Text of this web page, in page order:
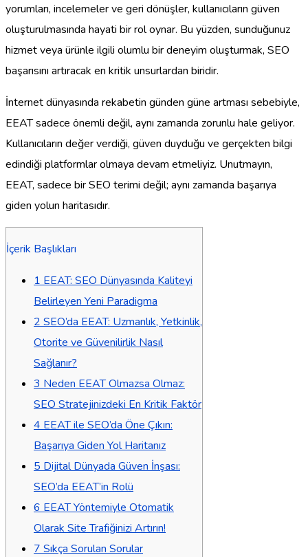
yorumları, incelemeler ve geri dönüşler, kullanıcıların güven
oluşturulmasında hayati bir rol oynar. Bu yüzden, sunduğunuz
hizmet veya ürünle ilgili olumlu bir deneyim oluşturmak, SEO
başarısını artıracak en kritik unsurlardan biridir.
İnternet dünyasında rekabetin günden güne artması sebebiyle,
EEAT sadece önemli değil, aynı zamanda zorunlu hale geliyor.
Kullanıcıların değer verdiği, güven duyduğu ve gerçekten bilgi
edindiği platformlar olmaya devam etmeliyiz. Unutmayın,
EEAT, sadece bir SEO terimi değil; aynı zamanda başarıya
giden yolun haritasıdır.
İçerik Başlıkları
1 EEAT: SEO Dünyasında Kaliteyi
Belirleyen Yeni Paradigma
2 SEO’da EEAT: Uzmanlık, Yetkinlik,
Otorite ve Güvenilirlik Nasıl
Sağlanır?
3 Neden EEAT Olmazsa Olmaz:
SEO Stratejinizdeki En Kritik Faktör
4 EEAT ile SEO’da Öne Çıkın:
Başarıya Giden Yol Haritanız
5 Dijital Dünyada Güven İnşası:
SEO’da EEAT’in Rolü
6 EEAT Yöntemiyle Otomatik
Olarak Site Trafiğinizi Artırın!
7 Sıkça Sorulan Sorular